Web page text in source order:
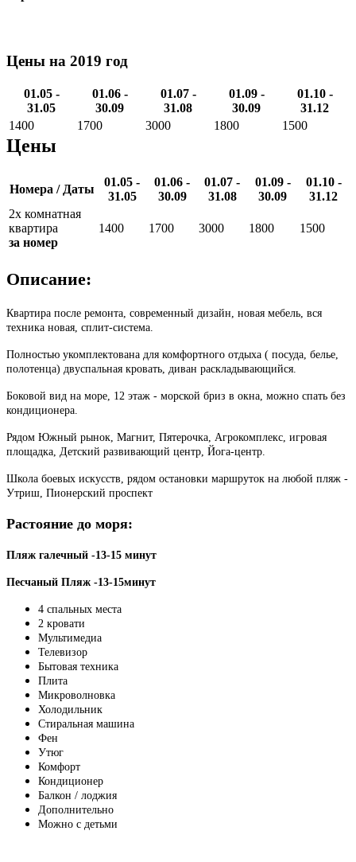
Цены на 2019 год
01.05 -
31.05
01.06 -
30.09
01.07 -
31.08
01.09 -
30.09
01.10 -
31.12
1400
1700 3000 1800 1500
Цены
Номера / Даты
01.05 -
31.05
01.06 -
30.09
01.07 -
31.08
01.09 -
30.09
01.10 -
31.12
2х комнатная
квартира
за номер
1400 1700 3000 1800 1500
Описание:
Квартира после ремонта, современный дизайн, новая мебель, вся
техника новая, сплит-система.
Полностью укомплектована для комфортного отдыха ( посуда, белье,
полотенца) двуспальная кровать, диван раскладывающийся.
Боковой вид на море, 12 этаж - морской бриз в окна, можно спать без
кондиционера.
Рядом Южный рынок, Магнит, Пятерочка, Агрокомплекс, игровая
площадка, Детский развивающий центр, Йога-центр.
Школа боевых искусств, рядом остановки маршруток на любой пляж -
Утриш, Пионерский проспект
Растояние до моря:
Пляж галечный -13-15 минут
Песчаный Пляж -13-15минут
4 спальных места
2 кровати
Мультимедиа
Телевизор
Бытовая техника
Плита
Микроволновка
Холодильник
Стиральная машина
Фен
Утюг
Комфорт
Кондиционер
Балкон / лоджия
Дополнительно
Можно с детьми